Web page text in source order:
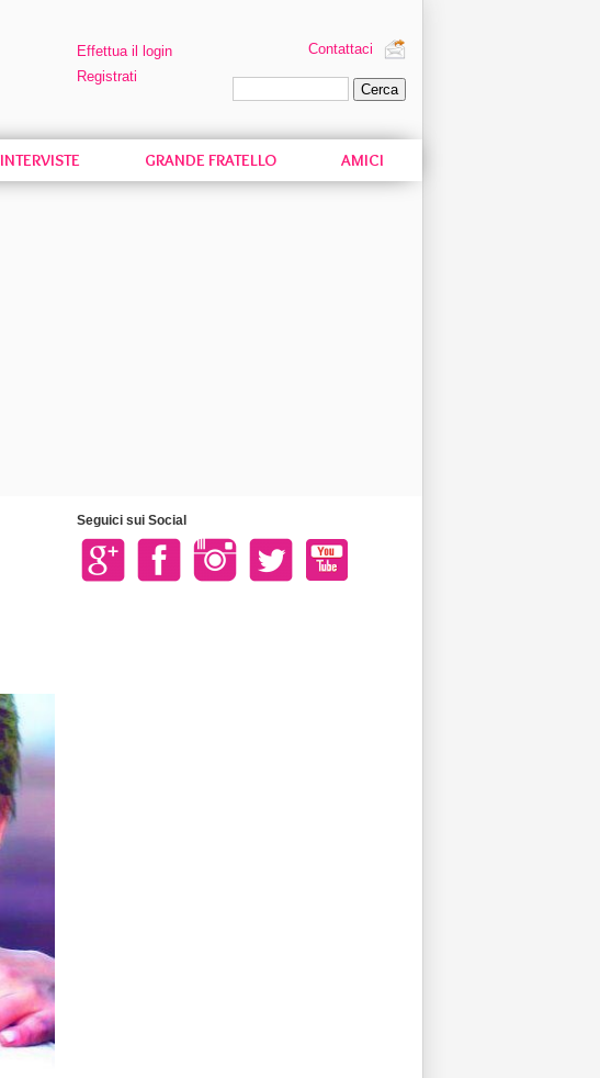
Effettua il login
Registrati
Contattaci
INTERVISTE GRANDE FRATELLO AMICI
Seguici sui Social